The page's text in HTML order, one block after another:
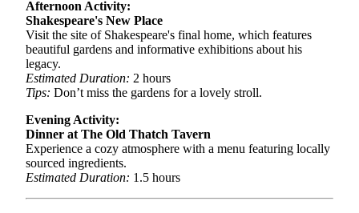
Afternoon Activity:
Shakespeare's New Place
Visit the site of Shakespeare's final home, which features
beautiful gardens and informative exhibitions about his
legacy.
Estimated Duration: 2 hours
Tips: Don’t miss the gardens for a lovely stroll.
Evening Activity:
Dinner at The Old Thatch Tavern
Experience a cozy atmosphere with a menu featuring locally
sourced ingredients.
Estimated Duration: 1.5 hours